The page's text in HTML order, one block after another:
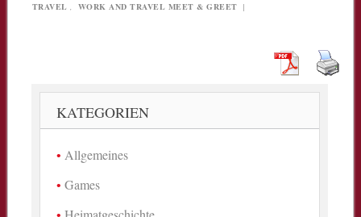
TRAVEL , WORK AND TRAVEL MEET & GREET |
KATEGORIEN
Allgemeines
Games